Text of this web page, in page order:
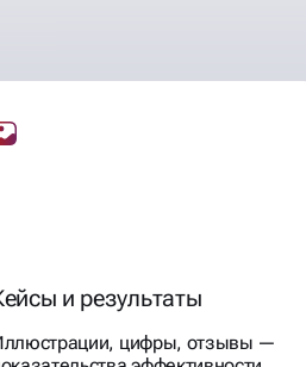
и результаты
цифры, отзывы —